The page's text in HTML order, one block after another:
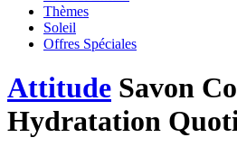
Thèmes
Soleil
Offres Spéciales
Attitude Savon
Hydratation